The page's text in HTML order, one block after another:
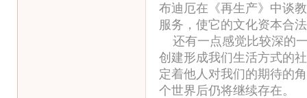
布迪厄在《再生产》中谈
服务，使它的文化资本合
还有一点感觉比较深的
创建形成我们生活方式的
定着他人对我们的期待的
个世界后仍将继续存在。